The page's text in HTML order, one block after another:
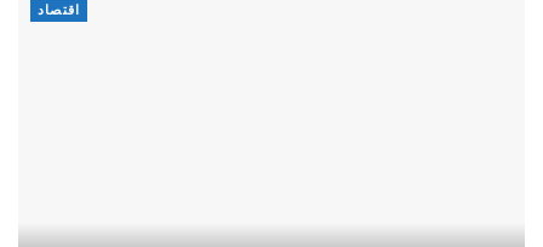
اقتصاد